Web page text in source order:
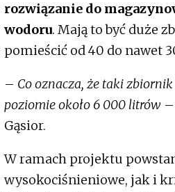
rozwiązanie do
wodoru. Mają to być duże
pomieścić od 40 do nawet
– Co oznacza, że taki
poziomie około 6 000 litrów
Gąsior.
W ramach projektu
wysokociśnieniowe, jak i